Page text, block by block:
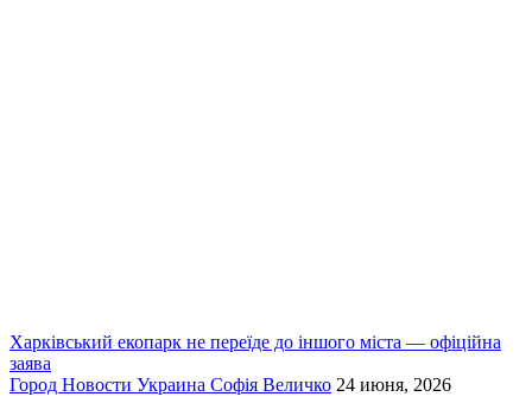
Харківський екопарк не переїде до іншого міста — офіційна
заява
Город Новости Украина Софія Величко 24 июня, 2026